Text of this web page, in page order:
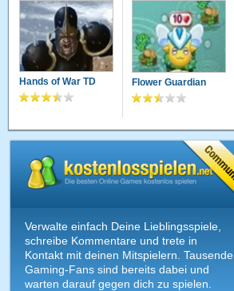
Hands of War TD Flower Guardian
Verwalte einfach Deine Lieblingsspiele,
schreibe Kommentare und trete in
Kontakt mit deinen Mitspielern. Tausende
Gaming-Fans sind bereits dabei und
warten darauf gegen dich zu spielen.